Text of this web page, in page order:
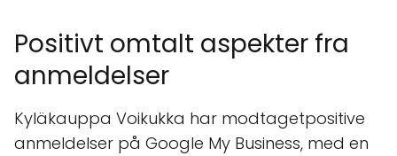
Positivt omtalt aspekter fra
anmeldelser
Kyläkauppa Voikukka har modtagetpositive
anmeldelser på Google My Business, med en